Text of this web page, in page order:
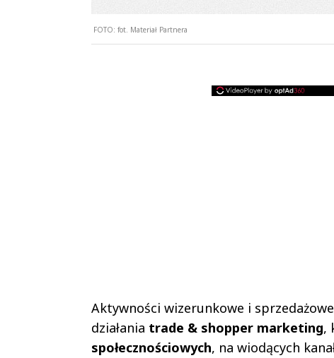
FOTO: fot. Materiał Partnera
Aktywności wizerunkowe i
działania trade & shopper marketing,
społecznościowych, na wiodących